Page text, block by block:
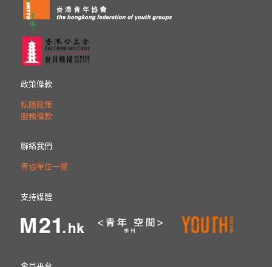
政策條款
私隱政策
服務條款
聯絡我們
青協單位一覽
支持媒體